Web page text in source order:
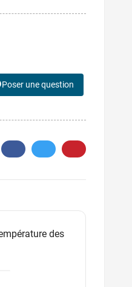
Poser une question
des